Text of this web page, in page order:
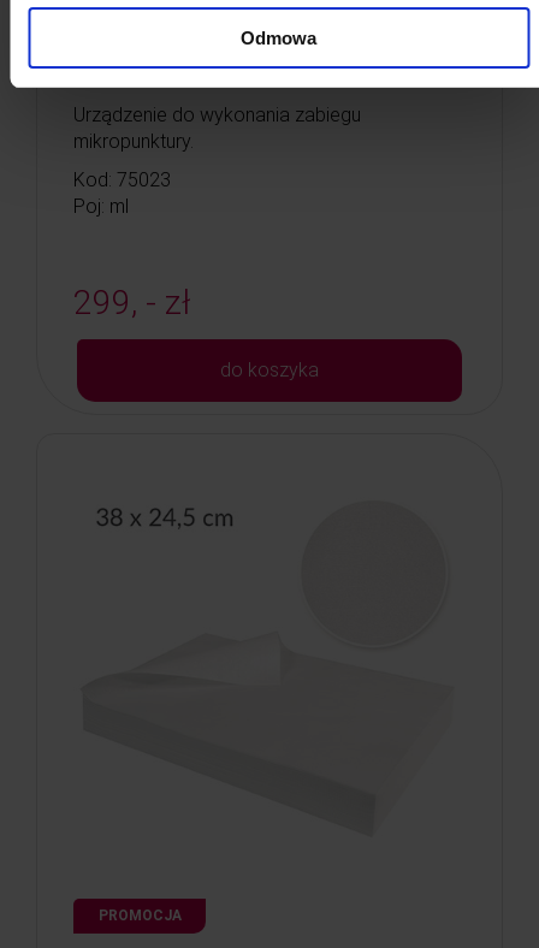
Odmowa
frakcyjnej
Urządzenie do wykonania zabiegu
mikropunktury.
Kod: 75023
Poj: ml
299, - zł
do koszyka
PROMOCJA